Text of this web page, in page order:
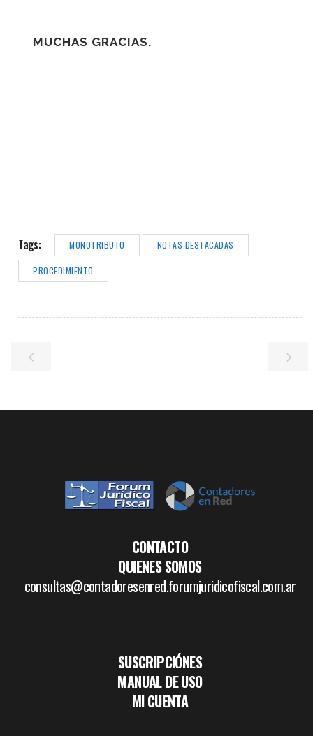
MUCHAS GRACIAS.
Tags: MONOTRIBUTO NOTAS DESTACADAS
PROCEDIMIENTO
CONTACTO
QUIENES SOMOS
consultas@contadoresenred.forumjuridicofiscal.com.ar
SUSCRIPCIÓNES
MANUAL DE USO
MI CUENTA